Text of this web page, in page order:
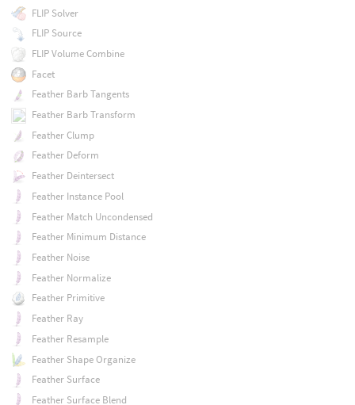
FLIP Solver
FLIP Source
FLIP Volume Combine
Facet
Feather Barb Tangents
Feather Barb Transform
Feather Clump
Feather Deform
Feather Deintersect
Feather Instance Pool
Feather Match Uncondensed
Feather Minimum Distance
Feather Noise
Feather Normalize
Feather Primitive
Feather Ray
Feather Resample
Feather Shape Organize
Feather Surface
Feather Surface Blend